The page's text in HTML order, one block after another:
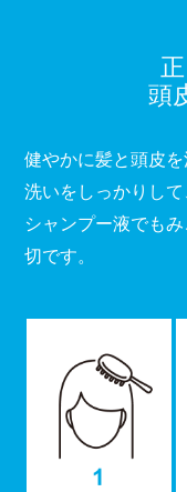
頭
健やかに髪と頭皮
洗いをしっかりして
シャンプー液でも
切です。